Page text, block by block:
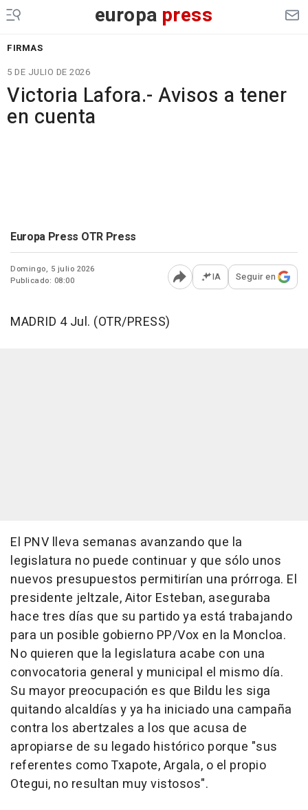
europa press
FIRMAS
5 DE JULIO DE 2026
Victoria Lafora.- Avisos a tener
en cuenta
Europa Press OTR Press
Domingo, 5 julio 2026
Publicado: 08:00
Abrir opciones para
IA Seguir en
MADRID 4 Jul. (OTR/PRESS)
El PNV lleva semanas avanzando que la
legislatura no puede continuar y que sólo unos
nuevos presupuestos permitirían una prórroga. El
presidente jeltzale, Aitor Esteban, aseguraba
hace tres días que su partido ya está trabajando
para un posible gobierno PP/Vox en la Moncloa.
No quieren que la legislatura acabe con una
convocatoria general y municipal el mismo día.
Su mayor preocupación es que Bildu les siga
quitando alcaldías y ya ha iniciado una campaña
contra los abertzales a los que acusa de
apropiarse de su legado histórico porque "sus
referentes como Txapote, Argala, o el propio
Otegui, no resultan muy vistosos".